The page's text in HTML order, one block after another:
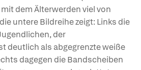
dem Älterwerden viel von
untere Bildreihe zeigt: Links die
der
deutlich als abgegrenzte weiße
dagegen die Bandscheiben